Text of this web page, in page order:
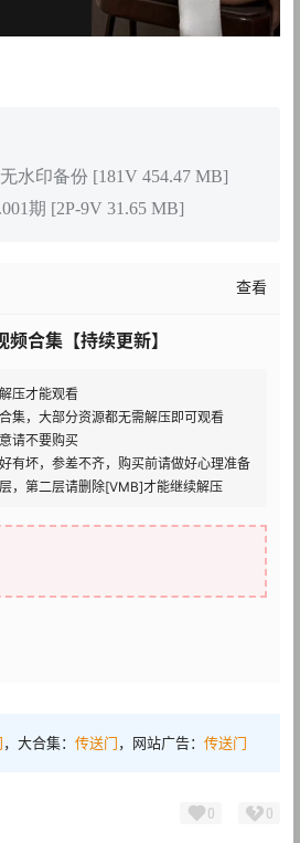
水印备份 [181V 454.47 MB]
期 [2P-9V 31.65 MB]
查看
合集【持续更新】
压才能观看
集，大部分资源都无需解压即可观看
请不要购买
有坏，参差不齐，购买前请做好心理准备
，第二层请删除[VMB]才能继续解压
，大合集： 传送门，网站广告： 传送门
0 0